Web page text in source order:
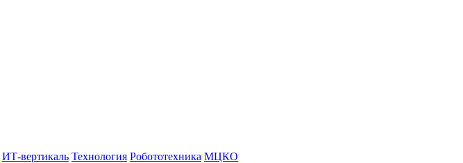
ИТ-вертикаль Технология Робототехника МЦКО